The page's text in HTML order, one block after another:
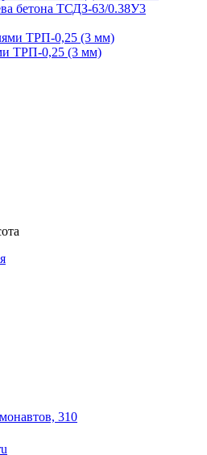
бетона ТСДЗ-63/0.38У3
ТРП-0,25 (3 мм)
310